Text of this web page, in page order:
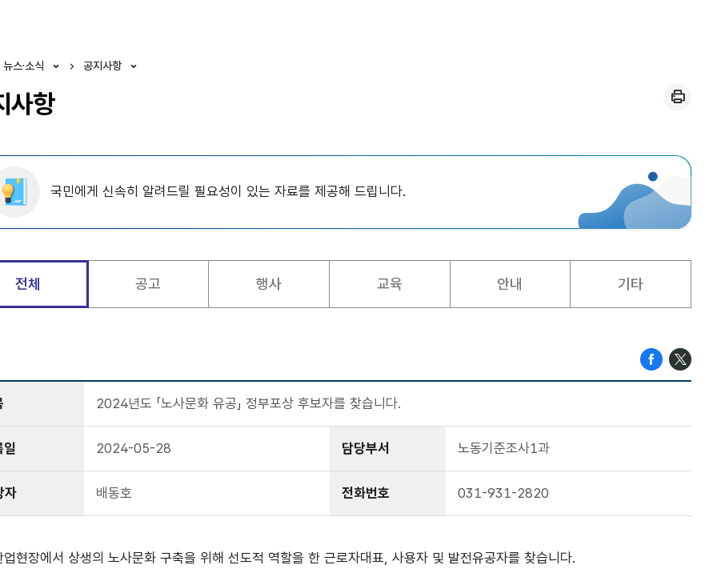
사항
뉴스·소식 공지사항
국민에게 신속히 알려드릴 필요성이 있는 자료를 제공해 드립니다.
전체 공고 행사 교육 안내 기타
2024년도 「노사문화 유공」 정부포상 후보자를 찾습니다.
일 2024-05-28 담당부서 노동기준조사1과
자 배동호 전화번호 031-931-2820
업현장에서 상생의 노사문화 구축을 위해 선도적 역할을 한 근로자대표, 사용자 및 발전유공자를 찾습니다.